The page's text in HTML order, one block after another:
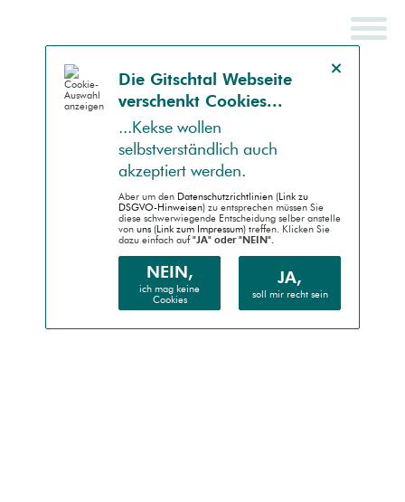
SCHNELLSUCHE
ENDGERÄT
Handheld (PDA)
Barrierefrei (AA)
Die Gitsch­tal Web­seite
ver­schenkt Coo­kies...
...Kek­se wollen
selbst­ver­ständlich auch
akzep­tiert werden.
Aber um den Daten­schutz­richtlinien (Link zu
DSGVO-Hinweisen) zu entsprechen müssen Sie
diese schwer­wiegende Entscheidung selber anstelle
von uns (Link zum Impressum) treffen. Klicken Sie
dazu einfach auf"JA" oder "NEIN".
NEIN,
ich mag keine
Cookies
JA,
soll mir recht sein